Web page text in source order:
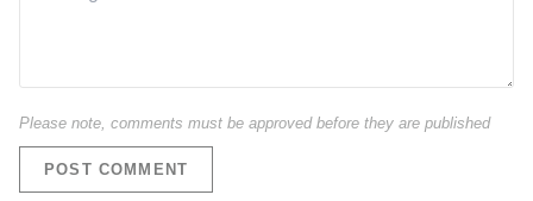
Please note, comments must be approved before they are published
POST COMMENT